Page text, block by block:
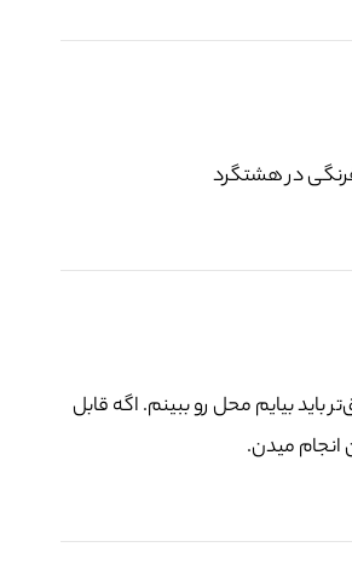
فرنگی در هشتگرد
باید بیایم محل رو ببینم. اگه قابل
انجام میدن.